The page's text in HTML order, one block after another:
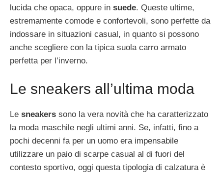
lucida che opaca, oppure in suede. Queste ultime,
estremamente comode e confortevoli, sono perfette da
indossare in situazioni casual, in quanto si possono
anche scegliere con la tipica suola carro armato
perfetta per l’inverno.
Le sneakers all’ultima moda
Le sneakers sono la vera novità che ha caratterizzato
la moda maschile negli ultimi anni. Se, infatti, fino a
pochi decenni fa per un uomo era impensabile
utilizzare un paio di scarpe casual al di fuori del
contesto sportivo, oggi questa tipologia di calzatura è